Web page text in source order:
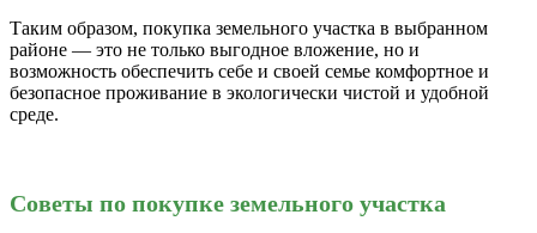
Таким образом, покупка земельного участка в выбранном
районе — это не только выгодное вложение, но и
возможность обеспечить себе и своей семье комфортное и
безопасное проживание в экологически чистой и удобной
среде.
Советы по покупке земельного участка